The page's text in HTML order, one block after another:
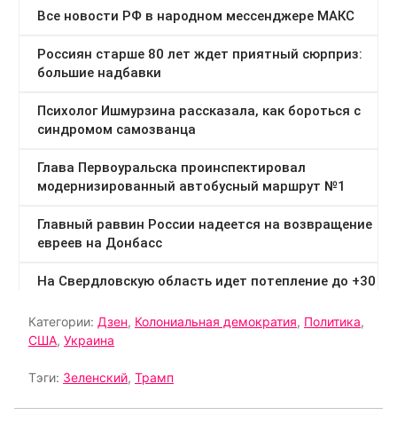
Категории: Дзен, Колониальная демократия, Политика,
США, Украина
Тэги: Зеленский, Трамп